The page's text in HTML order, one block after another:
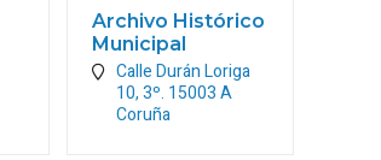
Archivo Histórico
Municipal
Calle Durán Loriga
10, 3º. 15003A
Coruña